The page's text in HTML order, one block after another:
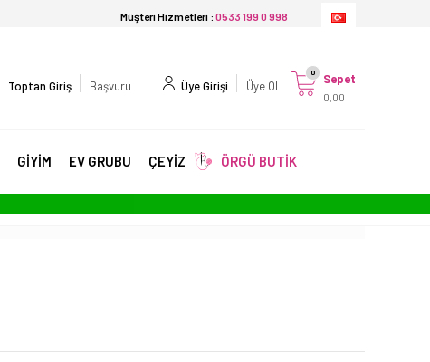
Müşteri Hizmetleri : 0533 199 0 998
Başvuru
Toptan Giriş Üye Girişi Üye Ol Sepet
0,00
0
GİYİM EV GRUBU ÇEYİZ ÖRGÜ BUTİK